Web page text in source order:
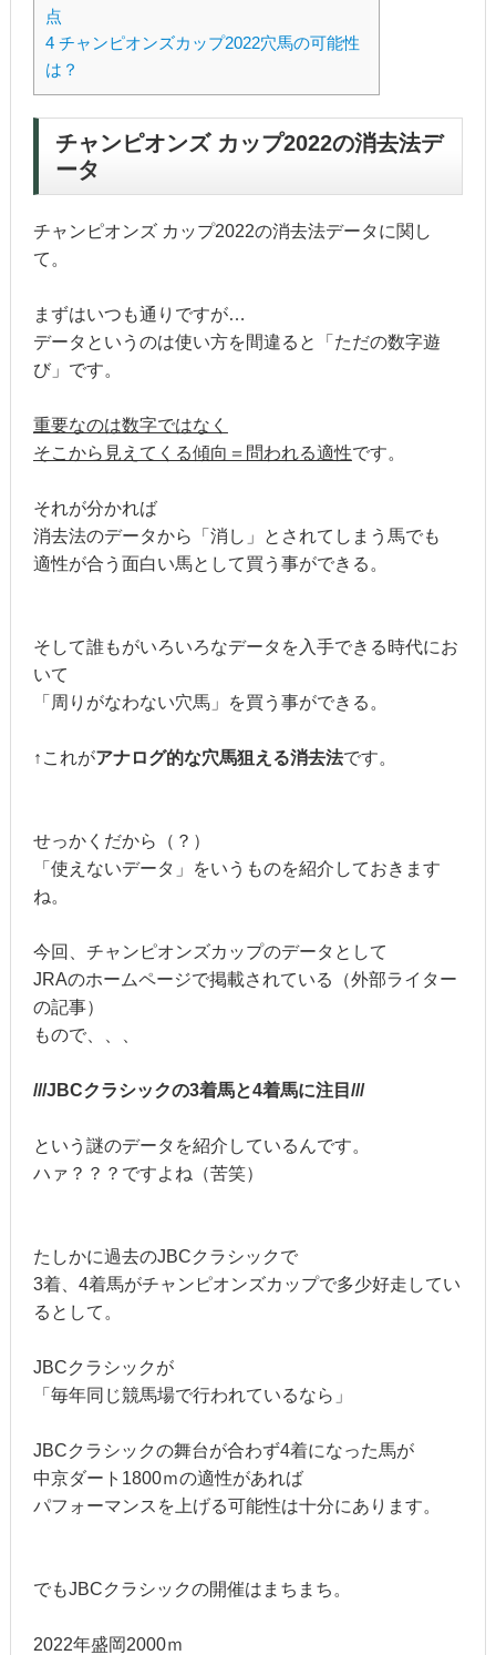
点
4チャンピオンズカップ2022穴馬の可能性
は？
チャンピオンズ カップ2022の消去法デ
ータ
チャンピオンズ カップ2022の消去法データに関し
て。
まずはいつも通りですが…
データというのは使い方を間違ると「ただの数字遊
び」です。
重要なのは数字ではなく
そこから見えてくる傾向＝問われる適性です。
それが分かれば
消去法のデータから「消し」とされてしまう馬でも
適性が合う面白い馬として買う事ができる。
そして誰もがいろいろなデータを入手できる時代にお
いて
「周りがなわない穴馬」を買う事ができる。
↑これがアナログ的な穴馬狙える消去法です。
せっかくだから（？）
「使えないデータ」をいうものを紹介しておきます
ね。
今回、チャンピオンズカップのデータとして
JRAのホームページで掲載されている（外部ライター
の記事）
もので、、、
///JBCクラシックの3着馬と4着馬に注目///
という謎のデータを紹介しているんです。
ハァ？？？ですよね（苦笑）
たしかに過去のJBCクラシックで
3着、4着馬がチャンピオンズカップで多少好走してい
るとして。
JBCクラシックが
「毎年同じ競馬場で行われているなら」
JBCクラシックの舞台が合わず4着になった馬が
中京ダート1800ｍの適性があれば
パフォーマンスを上げる可能性は十分にあります。
でもJBCクラシックの開催はまちまち。
2022年盛岡2000ｍ